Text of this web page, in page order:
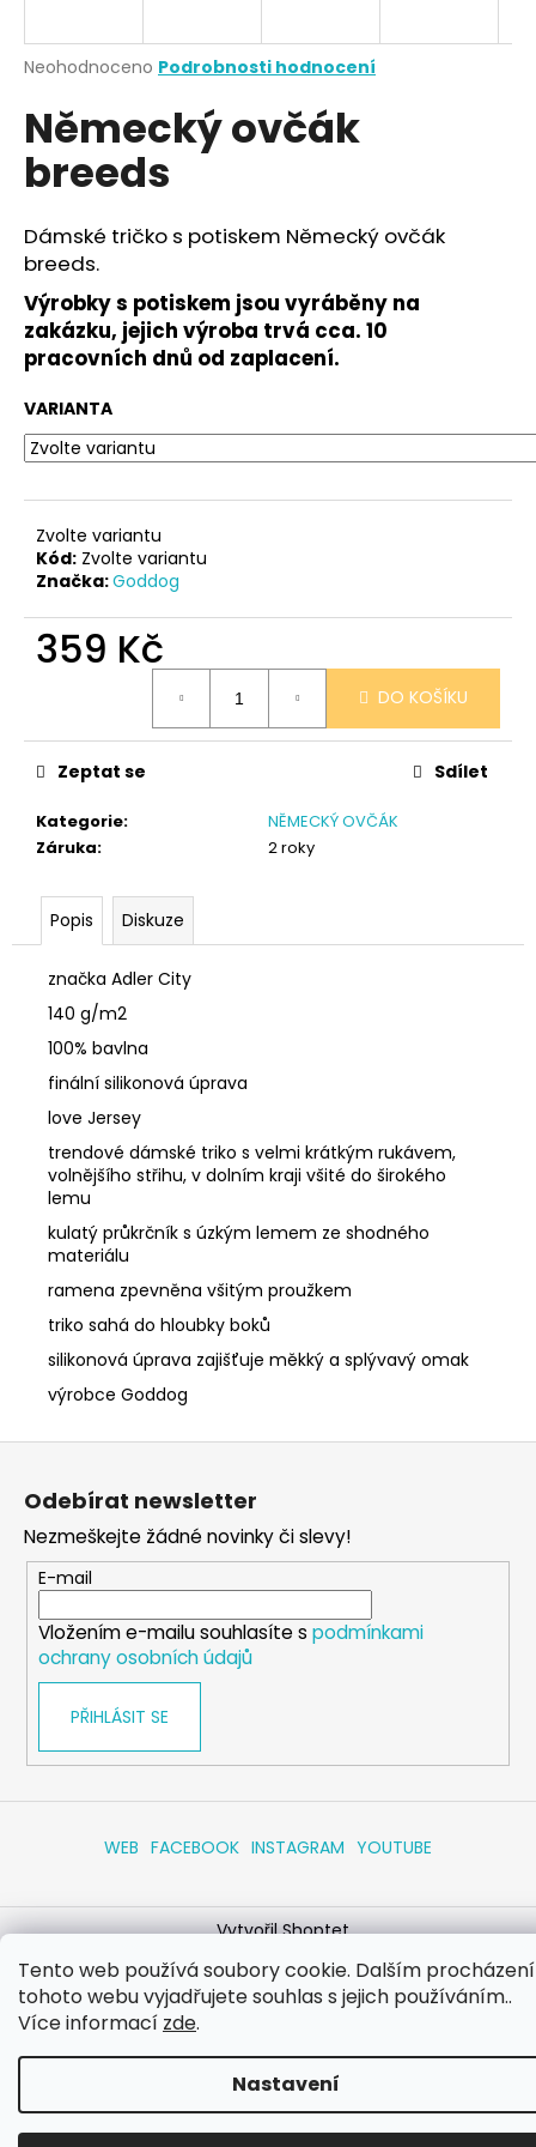
Tento web používá soubory cookie. Dalším
tohoto webu vyjadřujete souhlas s jejich používáním..
Více informací zde.
Nastavení
Průměrné
produktu
je
0,0
hvězdiček.
Neohodnoceno Podrobnosti hodnocení
Německý ovčák
breeds
Dámské tričko s potiskem Německý ovčák
breeds.
Výrobky s potiskem jsou vyráběny na
zakázku, jejich výroba trvá cca. 10
pracovních dnů od zaplacení.
VARIANTA
Zvolte variantu
Kód: Zvolte variantu
Značka:Goddog
359 Kč
DO KOŠÍKU
Kategorie:
NĚMECKÝ OVČÁK
Záruka: 2 roky
Zeptat se Sdílet
Popis Diskuze
značka Adler City
140 g/m2
100% bavlna
finální silikonová úprava
love Jersey
trendové dámské triko s velmi krátkým rukávem,
volnějšího střihu, v dolním kraji všité do širokého
lemu
kulatý průkrčník s úzkým lemem ze shodného
materiálu
ramena zpevněna všitým proužkem
triko sahá do hloubky boků
silikonová úprava zajišťuje měkký a splývavý omak
výrobce Goddog
j
t
?
D
o
p
o
č
u
e
m
NÁRAMEK
TLAPKA
159
Kč
Z
Odebírat newsletter
Nezmeškejte žádné novinky či slevy!
E-mail
Vložením e-mailu souhlasíte s podmínkami
ochrany osobních údajů
PŘIHLÁSIT SE
WEB FACEBOOK INSTAGRAM YOUTUBE
Vytvořil Shoptet
Copyright 2026eshop.dog-point. Všechna práva
vyhrazena.Upravit nastavení cookies